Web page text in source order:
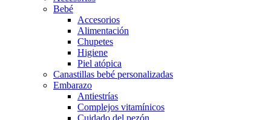
Bebé
Accesorios
Alimentación
Chupetes
Higiene
Piel atópica
Canastillas bebé personalizadas
Embarazo
Antiestrías
Complejos vitamínicos
Cuidado del pezón